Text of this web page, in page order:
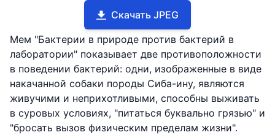
Скачать JPEG
Мем "Бактерии в природе против бактерий в
лаборатории" показывает две противоположности
в поведении бактерий: одни, изображенные в виде
накачанной собаки породы Сиба-ину, являются
живучими и неприхотливыми, способны выживать
в суровых условиях, "питаться буквально грязью" и
"бросать вызов физическим пределам жизни".